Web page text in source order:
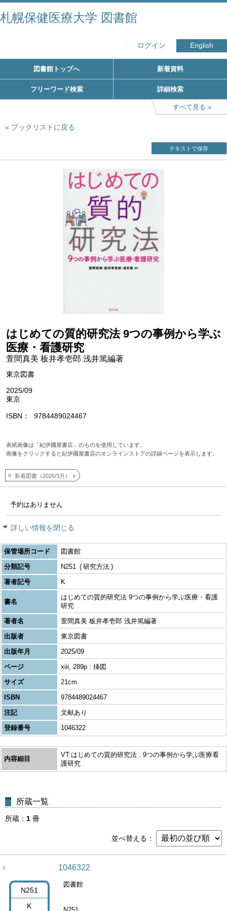
札幌保健医療大学 図書館
ログイン English
図書館トップへ 新着資料
フリーワード検索 詳細検索
すべて見る
ブックリストに戻る
テキストで保存
はじめての質的研究法 9つの事例から学ぶ
医療・看護研究
萱間真美 板井孝壱郎 浅井篤編著
東京図書
2025/09
東京
ISBN 9784489024467
表紙画像は「紀伊國屋書店」のものを使用しています。
画像をクリックすると紀伊國屋書店のオンラインストアの詳細ページを表示します。
新着図書（2026/3月）
予約はありません
詳しい情報を閉じる
保管場所コード
図書館
分類記号
N251
研究方法
著者記号
K
書名
はじめての質的研究法 9つの事例から学ぶ医療・看護
研究
著者名
萱間真美 板井孝壱郎 浅井篤編著
出版者
東京図書
出版年月
2025/09
ページ
xiii, 289p : 挿図
サイズ
21cm
ISBN
9784489024467
注記
文献あり
登録番号
1046322
内容細目
VT:はじめての質的研究法 : 9つの事例から学ぶ医療看
護研究
所蔵一覧
所蔵 1 冊
並べ替える
1
N251
K
1046322
図書館